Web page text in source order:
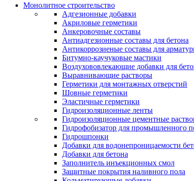
Монолитное строительство
Адгезионные добавки
Акриловые герметики
Анкеровочные составы
Антиадгезионные составы для бетона
Антикоррозиеные составы для
Битумно-каучуковые мастики
Воздухововлекающие добавки для
Выравнивающие растворы
Герметики для монтажных отверстий
Шовные герметики
Эластичные герметики
Гидроизоляционные ленты
Гидроизоляционные цементные
Гидрофобизатор для промышленного
Гидрошпонки
Добавки для водонепроницаемости
Добавки для бетона
Заполнитель инъекционных смол
Защитные покрытия наливного пола